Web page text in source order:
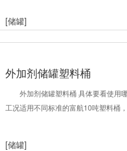
[储罐]
外加剂储罐塑料桶
外加剂储罐塑料桶 具体要看使用
工况适用不同标准的富航10吨塑料桶
[储罐]